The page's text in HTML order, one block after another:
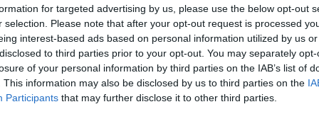
for targeted advertising by us, please use the below opt-out
selection. Please note that after your opt-out request is processed
interest-based ads based on personal information utilized by us
to third parties prior to your opt-out. You may separately
of your personal information by third parties on the IAB’s list of
This information may also be disclosed by us to third parties on the
Participants that may further disclose it to other third parties.
Επιχειρηματικότητας
Ακολουθήστε το στο
Google Newsκαι μάθετε πρώτοι
όλα τα επιχειρηματικά νέα